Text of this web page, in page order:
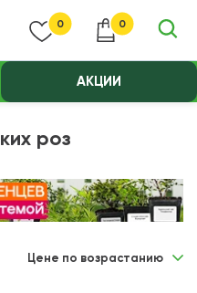
0 0
АКЦИИ
роз
Цене по возрастанию